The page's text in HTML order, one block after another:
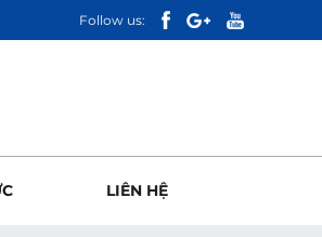
Follow us:
LIÊN HỆ